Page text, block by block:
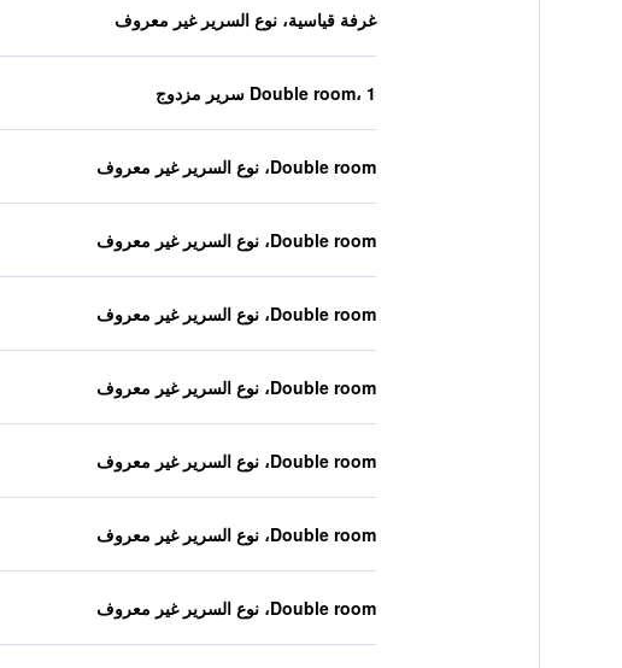
غرفة قياسية، نوع السرير غير معروف
Double room، 1 سرير مزدوج
Double room، نوع السرير غير معروف
Double room، نوع السرير غير معروف
Double room، نوع السرير غير معروف
Double room، نوع السرير غير معروف
Double room، نوع السرير غير معروف
Double room، نوع السرير غير معروف
Double room، نوع السرير غير معروف